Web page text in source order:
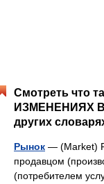
Смотреть что
ИЗМЕНЕНИЯХ
других
Рынок — (Market)
продавцом
(потребителем